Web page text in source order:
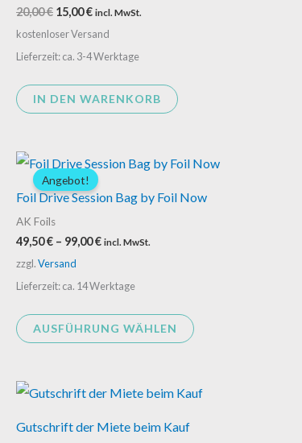
20,00€ 15,00€ incl. MwSt.
kostenloser Versand
Lieferzeit: ca. 3-4 Werktage
IN DEN WARENKORB
Angebot!
Foil Drive Session Bag by Foil Now
AK Foils
49,50€ – 99,00€
Preisspanne:
49,50 €
99,00 €
incl. MwSt.
zzgl.Versand
Lieferzeit: ca. 14 Werktage
AUSFÜHRUNG WÄHLEN
Dieses
Optionen
der
Gutschrift der Miete beim Kauf